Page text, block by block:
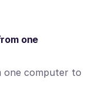
one
computer to